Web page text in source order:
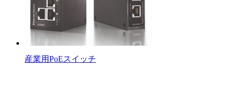
産業用PoEスイッチ